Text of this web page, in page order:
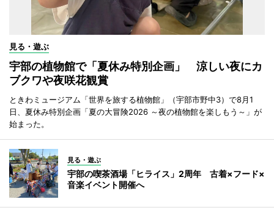
見る・遊ぶ
宇部の植物館で「夏休み特別企画」 涼しい夜にカ
ブクワや夜咲花観賞
ときわミュージアム「世界を旅する植物館」（宇部市野中3）で8月1
日、夏休み特別企画「夏の大冒険2026 ～夜の植物館を楽しもう～」が
始まった。
見る・遊ぶ
宇部の喫茶酒場「ヒライス」2周年 古着×フード×
音楽イベント開催へ